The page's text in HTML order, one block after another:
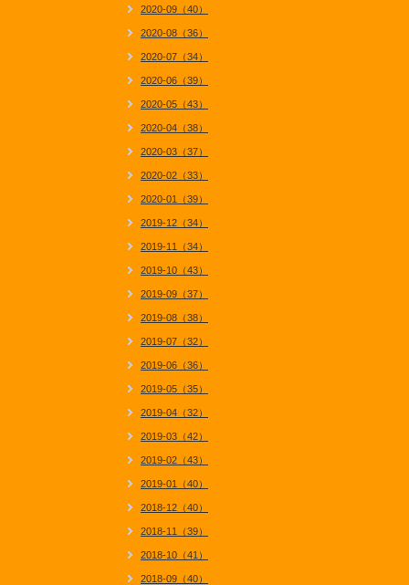
2020-09（40）
2020-08（36）
2020-07（34）
2020-06（39）
2020-05（43）
2020-04（38）
2020-03（37）
2020-02（33）
2020-01（39）
2019-12（34）
2019-11（34）
2019-10（43）
2019-09（37）
2019-08（38）
2019-07（32）
2019-06（36）
2019-05（35）
2019-04（32）
2019-03（42）
2019-02（43）
2019-01（40）
2018-12（40）
2018-11（39）
2018-10（41）
2018-09（40）